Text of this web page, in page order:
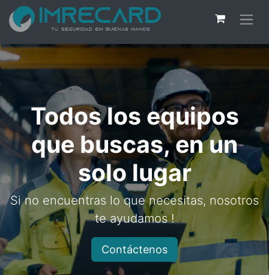
Todos los equipos
que buscas, en un
solo lugar
Si no encuentras lo que necesitas, nosotros
te ayudamos !
Contáctenos